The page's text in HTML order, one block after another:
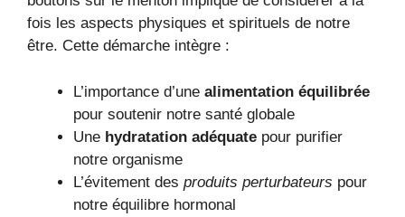
fois les aspects physiques et spirituels de notre
être. Cette démarche intègre :
L’importance d’une alimentation équilibrée
pour soutenir notre santé globale
Une hydratation adéquate pour purifier
notre organisme
L’évitement des produits perturbateurs pour
notre équilibre hormonal